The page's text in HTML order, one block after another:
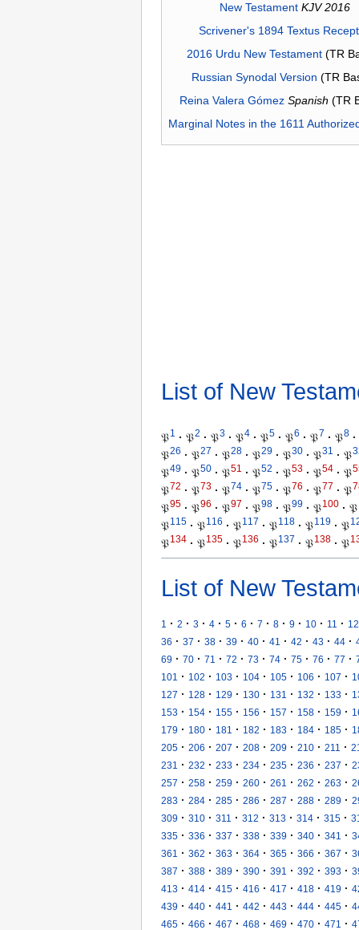
New Testament KJV 2016
Scrivener's 1894 Textus
2016 Urdu New Testament(TR
Russian Synodal Version (TR
Reina Valera Gómez Spanish (TR
Marginal Notes in the 1611
List of New
𝔓1 · 𝔓2 · 𝔓3 · 𝔓4 · 𝔓5 · 𝔓6 · 𝔓7 · 𝔓8 ·
𝔓26 · 𝔓27 · 𝔓28 · 𝔓29 · 𝔓30 · 𝔓31 · 𝔓
𝔓49 · 𝔓50 · 𝔓51 · 𝔓52 · 𝔓53 · 𝔓54 · 𝔓
𝔓72 · 𝔓73 · 𝔓74 · 𝔓75 · 𝔓76 · 𝔓77 · 𝔓
𝔓95 · 𝔓96 · 𝔓97 · 𝔓98 · 𝔓99 · 𝔓100 · 𝔓
𝔓115 · 𝔓116 · 𝔓117 · 𝔓118 · 𝔓119 · 𝔓
𝔓134 · 𝔓135 · 𝔓136 · 𝔓137 · 𝔓138 · 𝔓
List of New
1 · 2 · 3 · 4 · 5 · 6 · 7 · 8 · 9 · 10 · 11 · 12
36 · 37 · 38 · 39 · 40 · 41 · 42 · 43 · 44 ·
69 · 70 · 71 · 72 · 73 · 74 · 75 · 76 · 77 ·
101
· 102 · 103 · 104 · 105 · 106 · 107 ·
127 · 128 · 129 · 130 · 131 · 132 · 133 ·
153 · 154 · 155 · 156 · 157 · 158 · 159 ·
179 · 180 · 181 · 182 · 183 · 184 · 185 ·
205 · 206 · 207 · 208 · 209 · 210 · 211 ·
231
· 232 · 233 · 234 · 235 · 236 · 237 ·
257 · 258 · 259 · 260 · 261 · 262 · 263 ·
283 · 284 · 285 · 286 · 287 · 288 · 289 ·
309 · 310 · 311 · 312 · 313 · 314 · 315 ·
335 · 336 · 337 · 338 · 339 · 340 · 341 ·
361
· 362 · 363 · 364 · 365 · 366 · 367 ·
387 · 388 · 389 · 390 · 391 · 392 · 393 ·
413 · 414 · 415 · 416 · 417 · 418 · 419 ·
439 · 440 · 441 · 442 · 443 · 444 · 445 ·
465 · 466 · 467 · 468 · 469 · 470 · 471 ·